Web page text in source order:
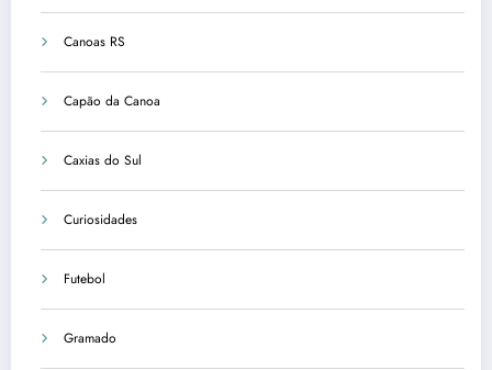
Canoas RS
Capão da Canoa
Caxias do Sul
Curiosidades
Futebol
Gramado